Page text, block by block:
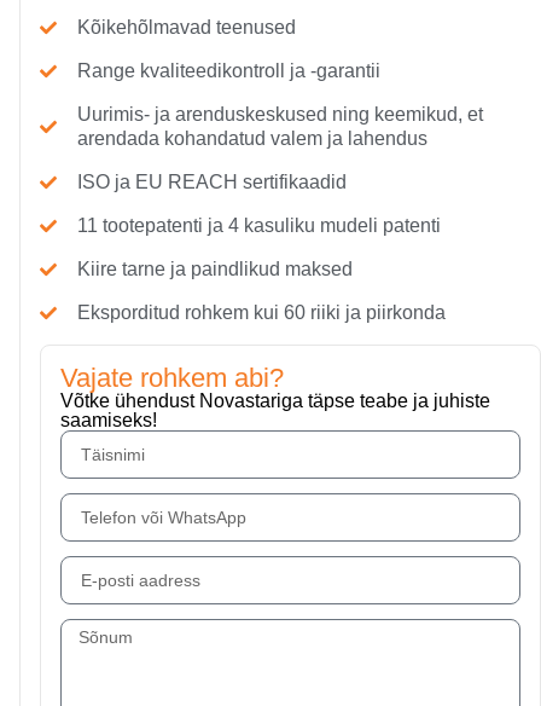
Kõikehõlmavad teenused
Range kvaliteedikontroll ja -garantii
Uurimis- ja arenduskeskused ning keemikud, et
arendada kohandatud valem ja lahendus
ISO ja EU REACH sertifikaadid
11 tootepatenti ja 4 kasuliku mudeli patenti
Kiire tarne ja paindlikud maksed
Eksporditud rohkem kui 60 riiki ja piirkonda
Vajate rohkem abi?
Võtke ühendust Novastariga täpse teabe ja juhiste
saamiseks!